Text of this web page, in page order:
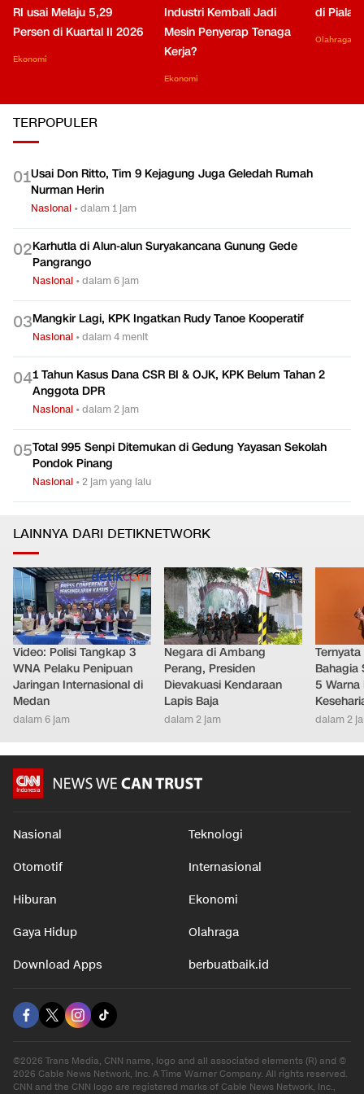
RI usai Melaju 5,29
Persen di Kuartal II 2026
Ekonomi
Industri Kembali Jadi
Mesin Penyerap Tenaga
Kerja?
Ekonomi
di Piala
Olahraga
TERPOPULER
01Usai Don Ritto, Tim 9 Kejagung Juga Geledah Rumah
Nurman Herin
Nasional •dalam 1 jam
02Karhutla di Alun-alun Suryakancana Gunung Gede
Pangrango
Nasional •dalam 6 jam
03Mangkir Lagi, KPK Ingatkan Rudy Tanoe Kooperatif
Nasional •dalam 4 menit
041 Tahun Kasus Dana CSR BI & OJK, KPK Belum Tahan 2
Anggota DPR
Nasional •dalam 2 jam
05Total 995 Senpi Ditemukan di Gedung Yayasan Sekolah
Pondok Pinang
Nasional •2 jam yang lalu
LAINNYA DARI DETIKNETWORK
Video: Polisi Tangkap 3
WNA Pelaku Penipuan
Jaringan Internasional di
Medan
dalam 6 jam
Negara di Ambang
Perang, Presiden
Dievakuasi Kendaraan
Lapis Baja
dalam 2 jam
Bahagia
5
dalam 2
Nasional Teknologi
Otomotif Internasional
Hiburan Ekonomi
Gaya Hidup Olahraga
Download Apps berbuatbaik.id
©2026 Trans Media, CNN name, logo and all associated elements (R) and ©
2026 Cable News Network, Inc. A Time Warner Company. All rights reserved.
CNN and the CNN logo are registered marks of Cable News Network, Inc.,